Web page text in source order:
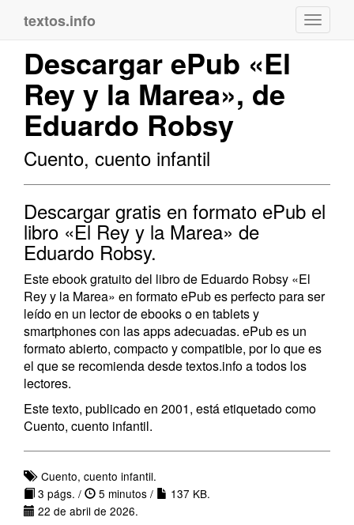
textos.info
Descargar ePub «El
Rey y la Marea», de
Eduardo Robsy
Cuento, cuento infantil
Descargar gratis en formato ePub el
libro «El Rey y la Marea» de
Eduardo Robsy.
Este ebook gratuito del libro de Eduardo Robsy «El
Rey y la Marea» en formato ePub es perfecto para ser
leído en un lector de ebooks o en tablets y
smartphones con las apps adecuadas. ePub es un
formato abierto, compacto y compatible, por lo que es
el que se recomienda desde textos.info a todos los
lectores.
Este texto, publicado en 2001, está etiquetado como
Cuento, cuento infantil.
Cuento, cuento infantil.
3 págs. /
5 minutos /
137 KB.
22 de abril de 2026.